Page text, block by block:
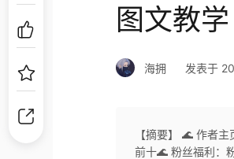
图文教学
海拥 发表于
【摘要】 🌊 作者
前十🌊 粉丝福利：